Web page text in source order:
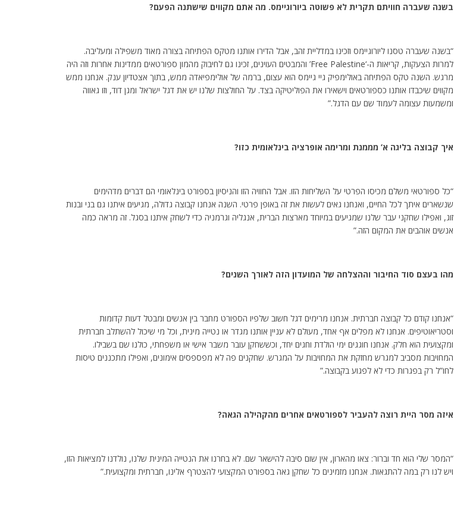
בשנה שעברה חוויתם תקרית לא פשוטה ביורוגיימס. מה אתם מקווים שישתנה הפעם?
“בשנה שעברה טסנו ליורוגיימס וזכינו במדליית זהב, אבל הדירו אותנו מטקס הפתיחה בצורה מאוד משפילה ומעליבה.
למרות הצעקות, קריאות ה-‘Free Palestine’ והמבטים העוינים, זכינו גם לחיבוק מהמון ספורטאים ממדינות אחרות וזה היה
מרגש. השנה טקס הפתיחה באולימפיק גיי גיימס הוא עצום, ברמה של אולימפיאדה ממש, בתוך אצטדיון ענק. אנחנו ממש
מקווים שיכבדו אותנו כספורטאים וישאירו את הפוליטיקה בצד. על החולצות שלנו יש את דגל ישראל ומגן דוד, וזו גאווה
ומשמעות עצומה לעמוד שם עם הדגל.”
איך קבוצה בליגה א’ מממנת ומרימה אופרציה בינלאומית כזו?
“כל ספורטאי משלם מכיסו הפרטי על השליחות הזו. אבל החוויה הזו והניסיון בספורט בינלאומי הם דברים מדהימים
שנשארים איתך לכל החיים, ואנחנו גאים לעשות את זה באופן פרטי. השנה אנחנו קבוצה גדולה, מגיעים איתנו גם בני ובנות
זוג, ואפילו שחקני עבר שלנו שמגיעים במיוחד מארצות הברית, אנגליה וגרמניה כדי לשחק איתנו בסגל. זה מראה כמה
אנשים אוהבים את המקום הזה.”
מהו בעצם סוד החיבור וההצלחה של המועדון הזה לאורך השנים?
“אנחנו קודם כל קבוצה חברתית. אנחנו מרימים דגל חשוב שלפיו הספורט מחבר בין אנשים ומבטל דעות קדומות
וסטריאוטיפים. אנחנו לא מפלים אף אחד, מעולם לא עניין אותנו מגדר או נטייה מינית, וכל מי שיכול להשתלב חברתית
ומקצועית הוא חלק. אנחנו חוגגים ימי הולדת וחגים יחד, וכששחקן עובר משבר אישי או משפחתי, כולנו שם בשבילו.
המחויבות מסביב למגרש מחזקת את המחויבות על המגרש. שחקנים פה לא מפספסים אימונים, ואפילו מתכננים טיסות
לחו”ל רק בפגרות כדי לא לפגוע בקבוצה.”
איזה מסר היית רוצה להעביר לספורטאים אחרים מהקהילה הגאה?
“המסר שלי הוא חד וברור: צאו מהארון, אין שום סיבה להישאר שם. לא בחרנו את הנטייה המינית שלנו, נולדנו למציאות הזו,
ויש לנו רק במה להתגאות. אנחנו מזמינים כל שחקן גאה בספורט המקצועי להצטרף אלינו, חברתית ומקצועית.”